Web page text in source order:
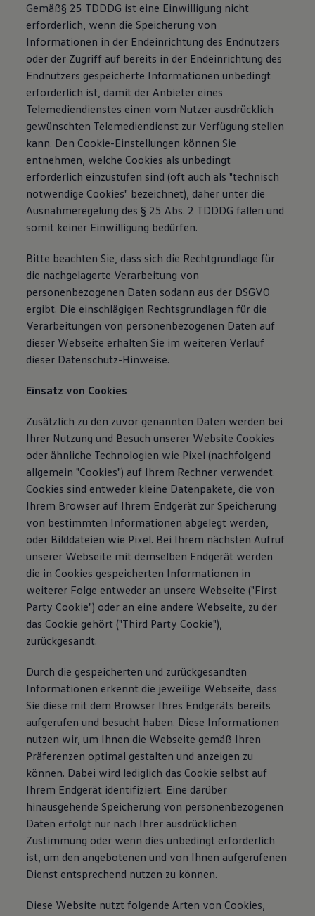
Gemäß§ 25 TDDDG ist eine Einwilligung nicht
erforderlich, wenn die Speicherung von
Informationen in der Endeinrichtung des Endnutzers
oder der Zugriff auf bereits in der Endeinrichtung des
Endnutzers gespeicherte Informationen unbedingt
erforderlich ist, damit der Anbieter eines
Telemediendienstes einen vom Nutzer ausdrücklich
gewünschten Telemediendienst zur Verfügung stellen
kann. Den Cookie-Einstellungen können Sie
entnehmen, welche Cookies als unbedingt
erforderlich einzustufen sind (oft auch als "technisch
notwendige Cookies" bezeichnet), daher unter die
Ausnahmeregelung des § 25 Abs. 2 TDDDG fallen und
somit keiner Einwilligung bedürfen.
Bitte beachten Sie, dass sich die Rechtgrundlage für
die nachgelagerte Verarbeitung von
personenbezogenen Daten sodann aus der DSGVO
ergibt. Die einschlägigen Rechtsgrundlagen für die
Verarbeitungen von personenbezogenen Daten auf
dieser Webseite erhalten Sie im weiteren Verlauf
dieser Datenschutz-Hinweise.
Einsatz von Cookies
Zusätzlich zu den zuvor genannten Daten werden bei
Ihrer Nutzung und Besuch unserer Website Cookies
oder ähnliche Technologien wie Pixel (nachfolgend
allgemein "Cookies") auf Ihrem Rechner verwendet.
Cookies sind entweder kleine Datenpakete, die von
Ihrem Browser auf Ihrem Endgerät zur Speicherung
von bestimmten Informationen abgelegt werden,
oder Bilddateien wie Pixel. Bei Ihrem nächsten Aufruf
unserer Webseite mit demselben Endgerät werden
die in Cookies gespeicherten Informationen in
weiterer Folge entweder an unsere Webseite ("First
Party Cookie") oder an eine andere Webseite, zu der
das Cookie gehört ("Third Party Cookie"),
zurückgesandt.
Durch die gespeicherten und zurückgesandten
Informationen erkennt die jeweilige Webseite, dass
Sie diese mit dem Browser Ihres Endgeräts bereits
aufgerufen und besucht haben. Diese Informationen
nutzen wir, um Ihnen die Webseite gemäß Ihren
Präferenzen optimal gestalten und anzeigen zu
können. Dabei wird lediglich das Cookie selbst auf
Ihrem Endgerät identifiziert. Eine darüber
hinausgehende Speicherung von personenbezogenen
Daten erfolgt nur nach Ihrer ausdrücklichen
Zustimmung oder wenn dies unbedingt erforderlich
ist, um den angebotenen und von Ihnen aufgerufenen
Dienst entsprechend nutzen zu können.
Diese Website nutzt folgende Arten von Cookies,